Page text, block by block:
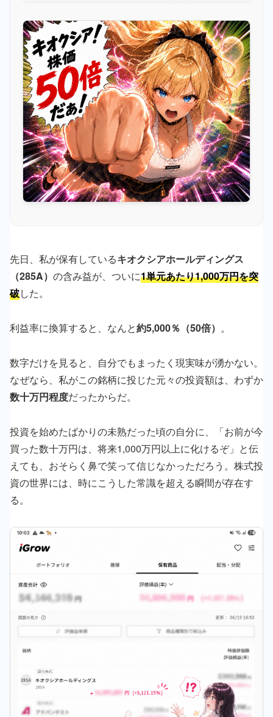
先日、私が保有しているキオクシアホールディングス
（285A） の含み益が、ついに1単元あたり1,000万円を突
破した。
利益率に換算すると、なんと約5,000％（50倍） 。
数字だけを見ると、自分でもまったく現実味が湧かない。
なぜなら、私がこの銘柄に投じた元々の投資額は、わずか
数十万円程度だったからだ。
投資を始めたばかりの未熟だった頃の自分に、「お前が今
買った数十万円は、将来1,000万円以上に化けるぞ」と伝
えても、おそらく鼻で笑って信じなかっただろう。株式投
資の世界には、時にこうした常識を超える瞬間が存在す
る。